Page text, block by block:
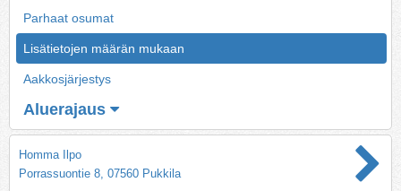
Parhaat osumat
Lisätietojen määrän mukaan
Aakkosjärjestys
Aluerajaus
Homma Ilpo
Porrassuontie 8, 07560 Pukkila